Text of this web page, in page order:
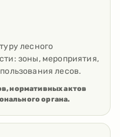
лесного
зоны, мероприятия,
лесов.
нормативных актов
органа.